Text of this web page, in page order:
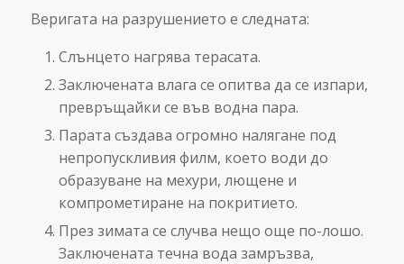
Веригата на разрушението е следната:
Слънцето нагрява терасата.
Заключената влага се опитва да се изпари,
превръщайки се във водна пара.
Парата създава огромно налягане под
непропускливия филм, което води до
образуване на мехури, лющене и
компрометиране на покритието.
През зимата се случва нещо още по-лошо.
Заключената течна вода замръзва,